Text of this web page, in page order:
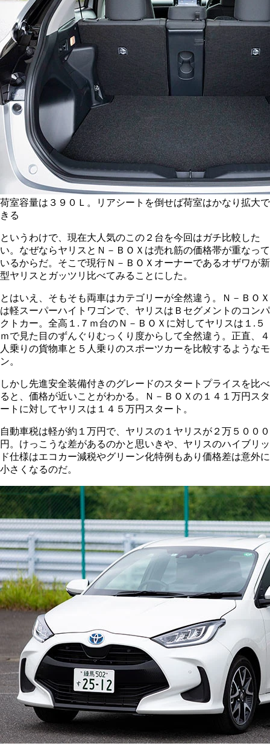
荷室容量は３９０Ｌ。リアシートを倒せば荷室はかなり拡大で
きる
というわけで、現在大人気のこの２台を今回はガチ比較した
い。なぜならヤリスとＮ－ＢＯＸは売れ筋の価格帯が重なって
いるからだ。そこで現行Ｎ－ＢＯＸオーナーであるオザワが新
型ヤリスとガッツリ比べてみることにした。
とはいえ、そもそも両車はカテゴリーが全然違う。Ｎ－ＢＯＸ
は軽スーパーハイトワゴンで、ヤリスはＢセグメントのコンパ
クトカー。全高１.７ｍ台のＮ－ＢＯＸに対してヤリスは１.５
ｍで見た目のずんぐりむっくり度からして全然違う。正直、４
人乗りの貨物車と５人乗りのスポーツカーを比較するようなモ
ン。
しかし先進安全装備付きのグレードのスタートプライスを比べ
ると、価格が近いことがわかる。Ｎ－ＢＯＸの１４１万円スタ
ートに対してヤリスは１４５万円スタート。
自動車税は軽が約１万円で、ヤリスの１ ヤリスが２万５０００
円。けっこうな差があるのかと思いきや、ヤリスのハイブリッ
ド仕様はエコカー減税やグリーン化特例もあり価格差は意外に
小さくなるのだ。